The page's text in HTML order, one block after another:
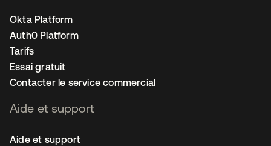
Okta Platform
Auth0 Platform
Tarifs
Essai gratuit
Contacter le service commercial
Aide et support
Aide et support